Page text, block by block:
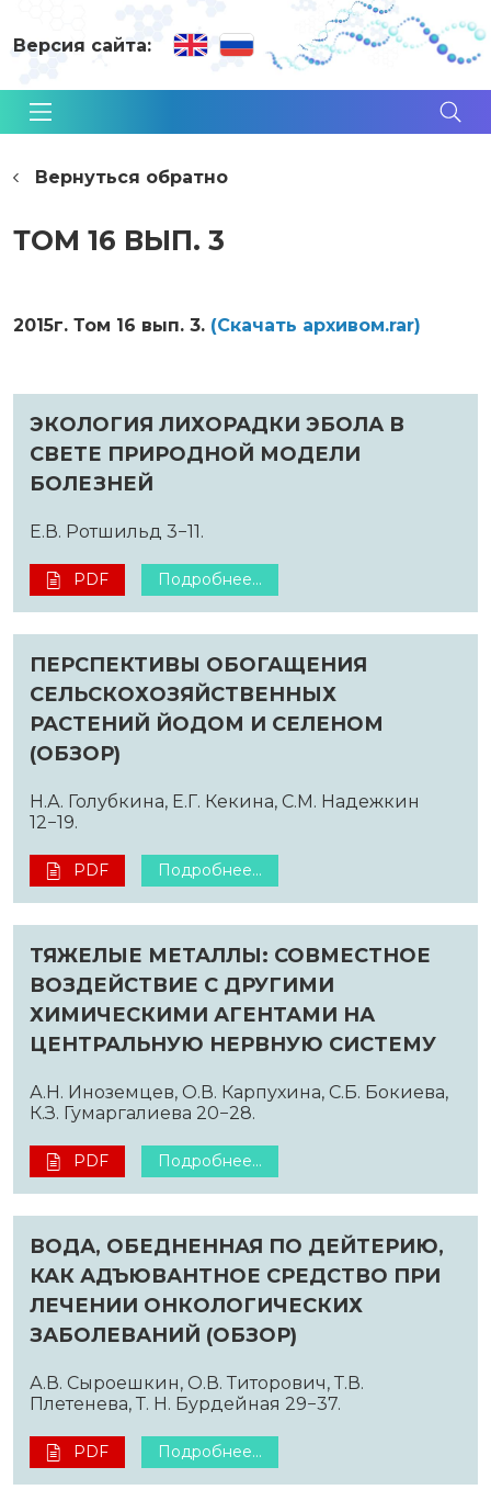
Версия сайта:
Вернуться обратно
ТОМ 16 ВЫП. 3
2015г. Том 16 вып. 3. (Cкачать архивом.rar)
ЭКОЛОГИЯ ЛИХОРАДКИ ЭБОЛА В
СВЕТЕ ПРИРОДНОЙ МОДЕЛИ
БОЛЕЗНЕЙ
Е.В. Ротшильд 3−11.
PDF Подробнее...
ПЕРСПЕКТИВЫ ОБОГАЩЕНИЯ
СЕЛЬСКОХОЗЯЙСТВЕННЫХ
РАСТЕНИЙ ЙОДОМ И СЕЛЕНОМ
(ОБЗОР)
Н.А. Голубкина, Е.Г. Кекина, С.М. Надежкин
12−19.
PDF Подробнее...
ТЯЖЕЛЫЕ МЕТАЛЛЫ: СОВМЕСТНОЕ
ВОЗДЕЙСТВИЕ С ДРУГИМИ
ХИМИЧЕСКИМИ АГЕНТАМИ НА
ЦЕНТРАЛЬНУЮ НЕРВНУЮ СИСТЕМУ
А.Н. Иноземцев, О.В. Карпухина, С.Б. Бокиева,
К.З. Гумаргалиева 20−28.
PDF Подробнее...
ВОДА, ОБЕДНЕННАЯ ПО ДЕЙТЕРИЮ,
КАК АДЪЮВАНТНОЕ СРЕДСТВО ПРИ
ЛЕЧЕНИИ ОНКОЛОГИЧЕСКИХ
ЗАБОЛЕВАНИЙ (ОБЗОР)
А.В. Сыроешкин, О.В. Титорович, Т.В.
Плетенева, Т. Н. Бурдейная 29−37.
PDF Подробнее...